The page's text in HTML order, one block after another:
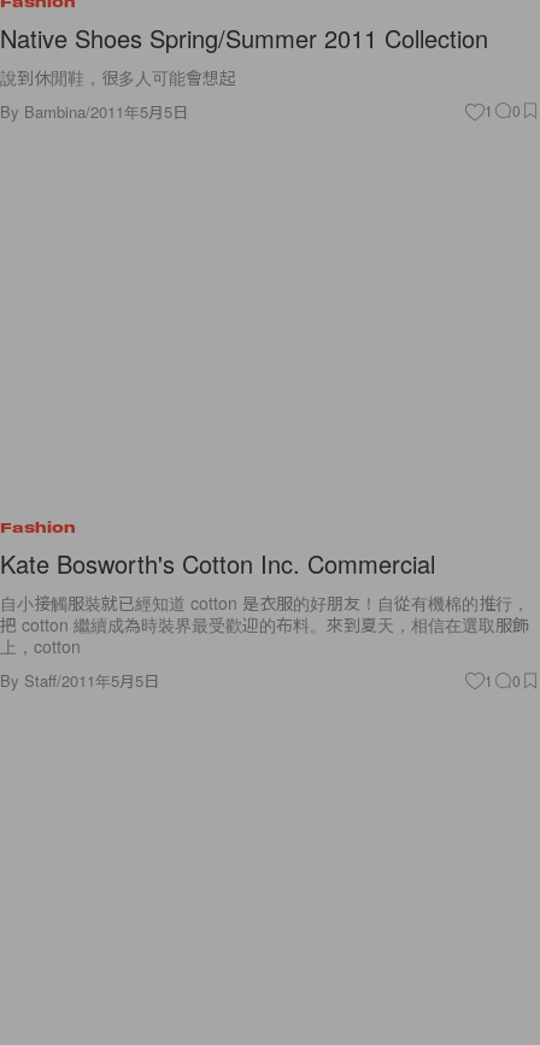
Native Shoes Spring/Summer 2011 Collection
說到休閒鞋，很多人可能會想起
By Bambina/2011年5月5日 1 0
Fashion
Kate Bosworth's Cotton Inc. Commercial
自小接觸服裝就已經知道 cotton 是衣服的好朋友！自從有機棉的推行，
把 cotton 繼續成為時裝界最受歡迎的布料。來到夏天，相信在選取服飾
上，cotton
By Staff/2011年5月5日 1 0